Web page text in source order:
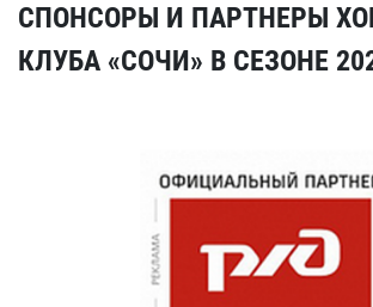
СПОНСОРЫ И ПАРТНЕРЫ
КЛУБА «СОЧИ» В СЕЗОНЕ